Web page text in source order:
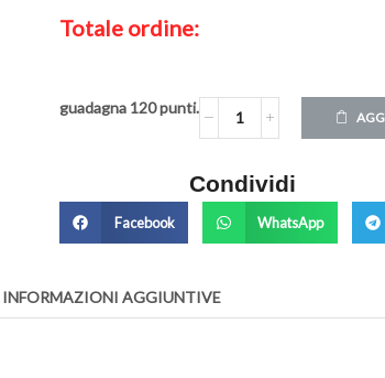
Totale ordine:
guadagna 120punti.
Condividi
Facebook WhatsApp
INFORMAZIONI AGGIUNTIVE